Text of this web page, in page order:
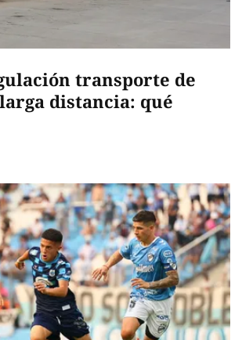
transporte de
distancia: qué